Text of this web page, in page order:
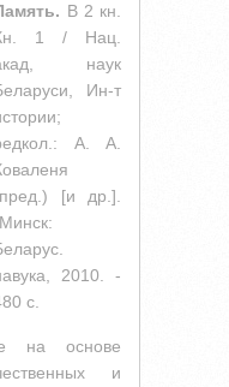
В 2 кн.
1 / Нац.
наук
Ин-т
А. А.
[и др.].
2010. -
с.
на основе
и